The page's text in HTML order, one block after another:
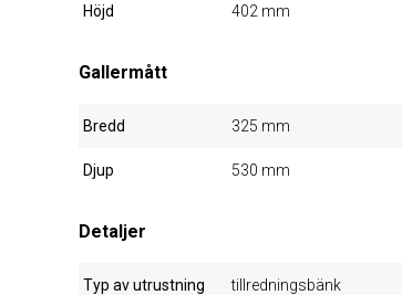
Höjd 402 mm
Gallermått
Bredd 325 mm
Djup 530 mm
Detaljer
Typ av utrustning tillredningsbänk